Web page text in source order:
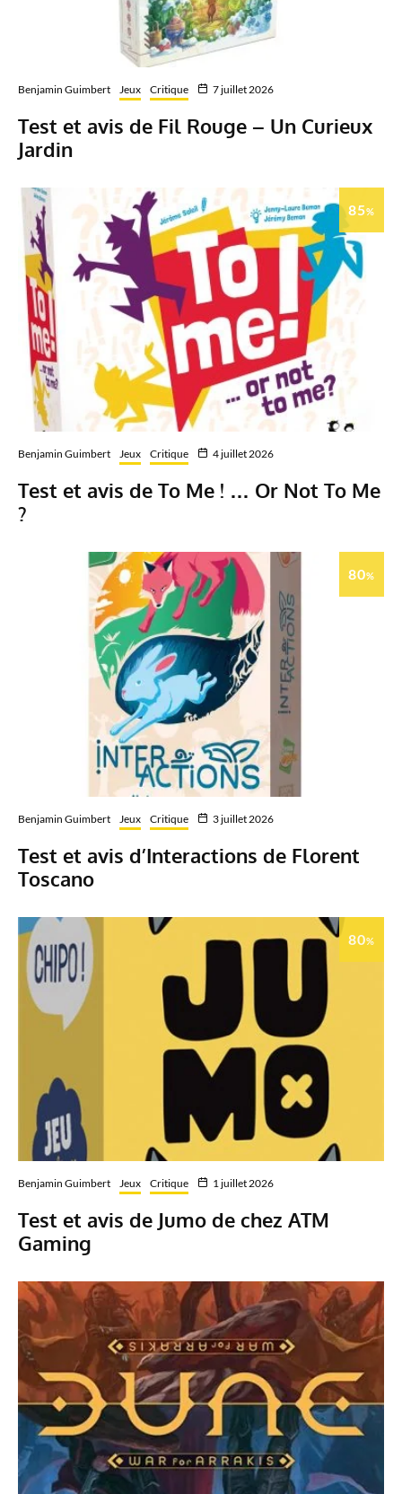
Benjamin Guimbert Jeux Critique 7 juillet 2026
Test et avis de Fil Rouge – Un Curieux
Jardin
85%
Benjamin Guimbert Jeux Critique 4 juillet 2026
Test et avis de To Me ! … Or Not To Me
?
80%
Benjamin Guimbert Jeux Critique 3 juillet 2026
Test et avis d’Interactions de Florent
Toscano
80%
Benjamin Guimbert Jeux Critique 1 juillet 2026
Test et avis de Jumo de chez ATM
Gaming